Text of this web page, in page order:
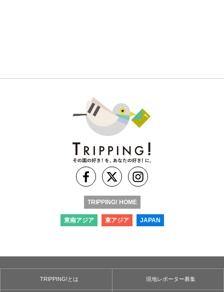
TRIPPING! HOME
東南アジア 東アジア JAPAN
TRIPPING!とは 現地レポーター募集